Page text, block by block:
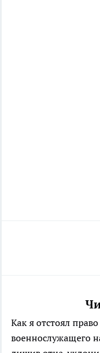
Как я отстоял
военнослужащего